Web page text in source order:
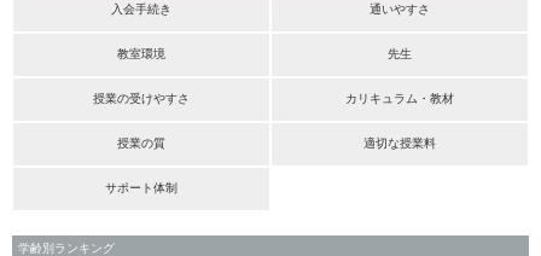
入会手続き 通いやすさ
教室環境 先生
授業の受けやすさ カリキュラム・教材
授業の質 適切な授業料
サポート体制
学齢別ランキング